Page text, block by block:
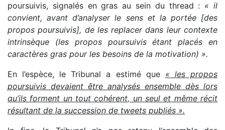
poursuivis, signalés en gras au sein du thread : « il
convient, avant d’analyser le sens et la portée [des
propos poursuivis], de les replacer dans leur contexte
intrinsèque (les propos poursuivis étant placés en
caractères gras pour les besoins de la motivation) ».
En l’espèce, le Tribunal a estimé que « les propos
poursuivis devaient être analysés ensemble dès lors
qu’ils forment un tout cohérent, un seul et même récit
résultant de la succession de tweets publiés ».